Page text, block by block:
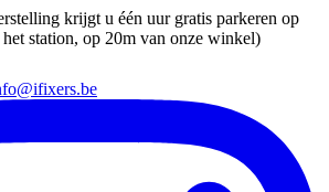
krijgt u één uur gratis parkeren op
station, op 20m van onze winkel)